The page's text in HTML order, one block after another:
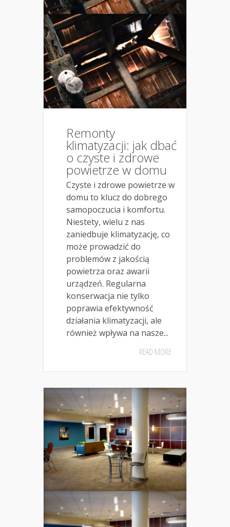
Remonty
klimatyzacji: jak dbać
o czyste i zdrowe
powietrze w domu
Czyste i zdrowe powietrze w
domu to klucz do dobrego
samopoczucia i komfortu.
Niestety, wielu z nas
zaniedbuje klimatyzację, co
może prowadzić do
problemów z jakością
powietrza oraz awarii
urządzeń. Regularna
konserwacja nie tylko
poprawia efektywność
działania klimatyzacji, ale
również wpływa na nasze...
READ MORE